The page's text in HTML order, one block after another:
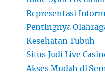
Representasi
Pentingnya
Kesehatan Tubuh
Situs Judi Live
Akses Mudah di